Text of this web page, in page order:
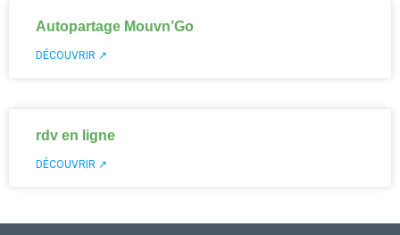
Autopartage Mouvn’Go
DÉCOUVRIR ↗
rdv en ligne
DÉCOUVRIR ↗